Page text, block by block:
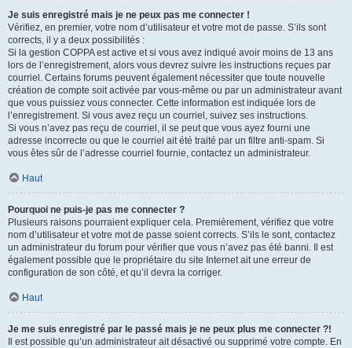
Je suis enregistré mais je ne peux pas me connecter !
Vérifiez, en premier, votre nom d’utilisateur et votre mot de passe. S’ils sont
corrects, il y a deux possibilités :
Si la gestion COPPA est active et si vous avez indiqué avoir moins de 13 ans
lors de l’enregistrement, alors vous devrez suivre les instructions reçues par
courriel. Certains forums peuvent également nécessiter que toute nouvelle
création de compte soit activée par vous-même ou par un administrateur avant
que vous puissiez vous connecter. Cette information est indiquée lors de
l’enregistrement. Si vous avez reçu un courriel, suivez ses instructions.
Si vous n’avez pas reçu de courriel, il se peut que vous ayez fourni une
adresse incorrecte ou que le courriel ait été traité par un filtre anti-spam. Si
vous êtes sûr de l’adresse courriel fournie, contactez un administrateur.
Haut
Pourquoi ne puis-je pas me connecter ?
Plusieurs raisons pourraient expliquer cela. Premièrement, vérifiez que votre
nom d’utilisateur et votre mot de passe soient corrects. S’ils le sont, contactez
un administrateur du forum pour vérifier que vous n’avez pas été banni. Il est
également possible que le propriétaire du site Internet ait une erreur de
configuration de son côté, et qu’il devra la corriger.
Haut
Je me suis enregistré par le passé mais je ne peux plus me connecter ?!
Il est possible qu’un administrateur ait désactivé ou supprimé votre compte. En